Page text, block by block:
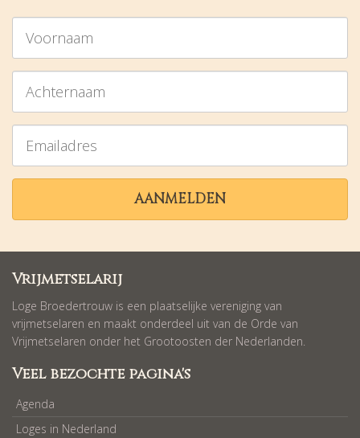
Voornaam
Achternaam
Emailadres
AANMELDEN
Vrijmetselarij
Loge Broedertrouw is een plaatselijke vereniging van
vrijmetselaren en maakt onderdeel uit van de Orde van
Vrijmetselaren onder het Grootoosten der Nederlanden.
Veel bezochte pagina's
Agenda
Loges in Nederland